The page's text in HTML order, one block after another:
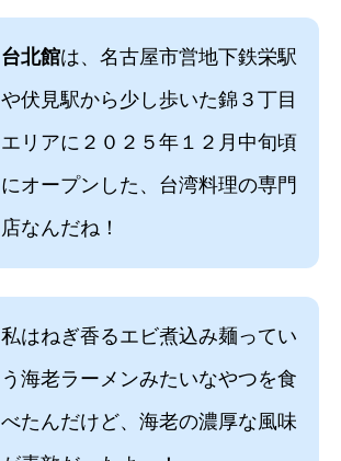
台北館は、名古屋市営地下鉄栄駅
や伏見駅から少し歩いた錦３丁目
エリアに２０２５年１２月中旬頃
にオープンした、台湾料理の専門
店なんだね！
私はねぎ香るエビ煮込み麺ってい
う海老ラーメンみたいなやつを食
べたんだけど、海老の濃厚な風味